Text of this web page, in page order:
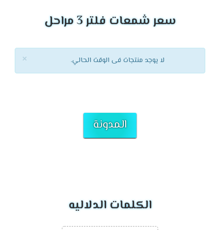
سعر شمعات فلتر 3 مراحل
× لا يوجد منتجات فى الوقت الحالي.
المدونة
الكلمات الدلاليه